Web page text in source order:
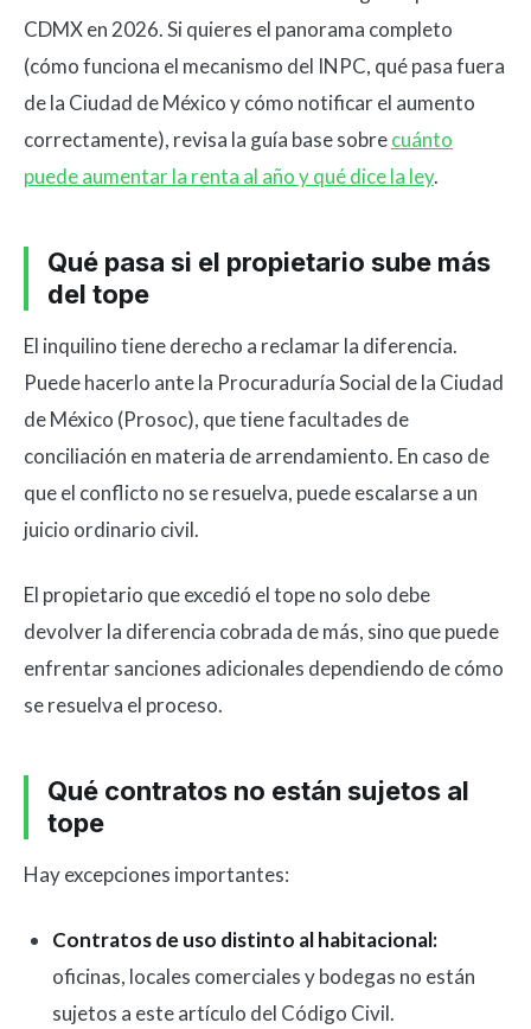
CDMX en 2026. Si quieres el panorama completo
(cómo funciona el mecanismo del INPC, qué pasa fuera
de la Ciudad de México y cómo notificar el aumento
correctamente), revisa la guía base sobrecuánto
puede aumentar la renta al año y qué dice la ley.
Qué pasa si el propietario sube más
del tope
El inquilino tiene derecho a reclamar la diferencia.
Puede hacerlo ante la Procuraduría Social de la Ciudad
de México (Prosoc), que tiene facultades de
conciliación en materia de arrendamiento. En caso de
que el conflicto no se resuelva, puede escalarse a un
juicio ordinario civil.
El propietario que excedió el tope no solo debe
devolver la diferencia cobrada de más, sino que puede
enfrentar sanciones adicionales dependiendo de cómo
se resuelva el proceso.
Qué contratos no están sujetos al
tope
Hay excepciones importantes:
Contratos de uso distinto al habitacional:
oficinas, locales comerciales y bodegas no están
sujetos a este artículo del Código Civil.